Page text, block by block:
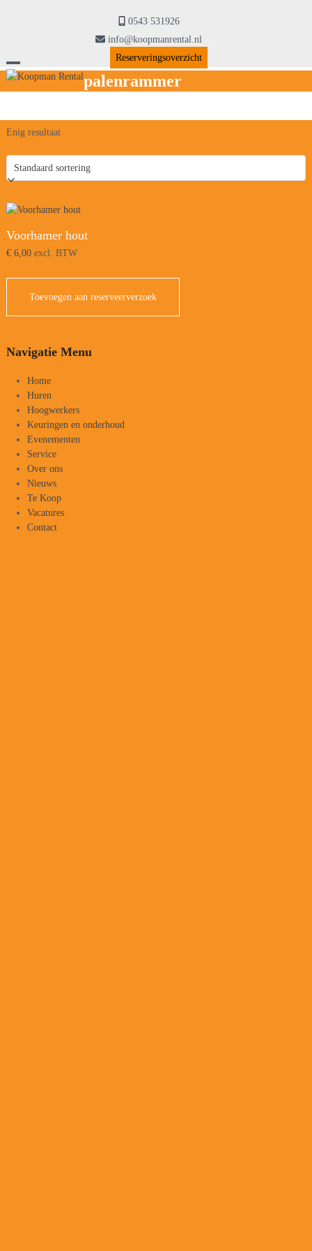
0543 531926
info@koopmanrental.nl
Reserveringsoverzicht
Open
menu
Close
menu
palenrammer
Enig resultaat
Voorhamer hout
€6,00excl. BTW
Toevoegen aan reserveerverzoek
Navigatie Menu
Home
Huren
Hoogwerkers
Keuringen en onderhoud
Evenementen
Service
Over ons
Nieuws
Te Koop
Vacatures
Contact